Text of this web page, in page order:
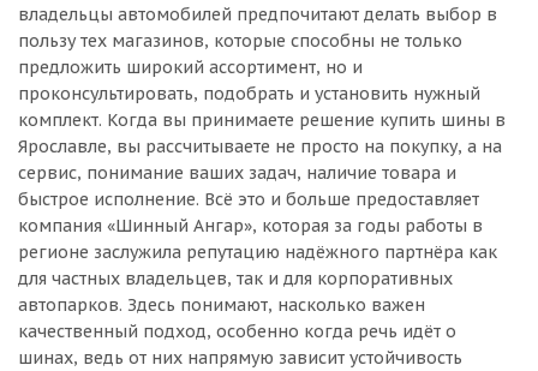
владельцы автомобилей предпочитают делать выбор в
пользу тех магазинов, которые способны не только
предложить широкий ассортимент, но и
проконсультировать, подобрать и установить нужный
комплект. Когда вы принимаете решение купить шины в
Ярославле, вы рассчитываете не просто на покупку, а на
сервис, понимание ваших задач, наличие товара и
быстрое исполнение. Всё это и больше предоставляет
компания «Шинный Ангар», которая за годы работы в
регионе заслужила репутацию надёжного партнёра как
для частных владельцев, так и для корпоративных
автопарков. Здесь понимают, насколько важен
качественный подход, особенно когда речь идёт о
шинах, ведь от них напрямую зависит устойчивость